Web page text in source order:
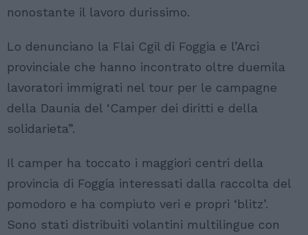
nonostante il lavoro durissimo.
Lo denunciano la Flai Cgil di Foggia e l’Arci
provinciale che hanno incontrato oltre duemila
lavoratori immigrati nel tour per le campagne
della Daunia del ‘Camper dei diritti e della
solidarieta”.
Il camper ha toccato i maggiori centri della
provincia di Foggia interessati dalla raccolta del
pomodoro e ha compiuto veri e propri ‘blitz’.
Sono stati distribuiti volantini multilingue con